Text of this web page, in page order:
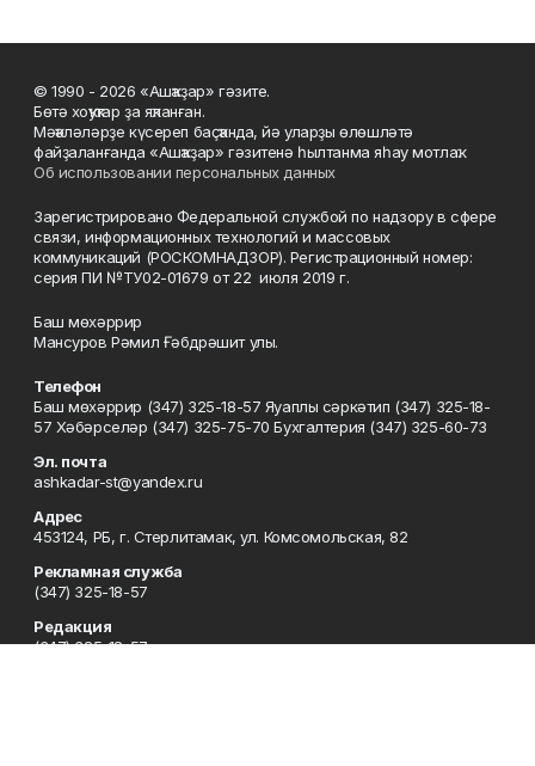
© 1990 - 2026 «Ашҡаҙар» гәзите.
Бөтә хоҡуҡтар ҙа яҡланған.
Мәҡәләләрҙе күсереп баҫҡанда, йә уларҙы өлөшләтә
файҙаланғанда «Ашҡаҙар» гәзитенә һылтанма яһау мотлаҡ.
Об использовании персональных данных
Зарегистрировано Федеральной службой по надзору в сфере
связи, информационных технологий и массовых
коммуникаций (РОСКОМНАДЗОР). Регистрационный номер:
серия ПИ №ТУ02-01679 от 22 июля 2019 г.
Баш мөхәррир
Мансуров Рәмил Ғәбдрәшит улы.
Телефон
Баш мөхәррир (347) 325-18-57 Яуаплы сәркәтип (347) 325-18-
57 Хәбәрселәр (347) 325-75-70 Бухгалтерия (347) 325-60-73
Эл. почта
ashkadar-st@yandex.ru
Адрес
453124, РБ, г. Стерлитамак, ул. Комсомольская, 82
Рекламная служба
(347) 325-18-57
Редакция
(347) 325-18-57